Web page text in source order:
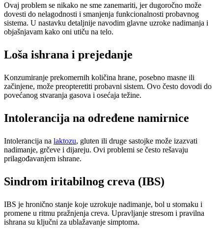
Ovaj problem se nikako ne sme zanemariti, jer dugoročno može
dovesti do nelagodnosti i smanjenja funkcionalnosti probavnog
sistema. U nastavku detaljnije navodim glavne uzroke nadimanja i
objašnjavam kako oni utiču na telo.
Loša ishrana i prejedanje
Konzumiranje prekomernih količina hrane, posebno masne ili
začinjene, može preopteretiti probavni sistem. Ovo često dovodi do
povećanog stvaranja gasova i osećaja težine.
Intolerancija na određene namirnice
Intolerancija na laktozu, gluten ili druge sastojke može izazvati
nadimanje, grčeve i dijareju. Ovi problemi se često rešavaju
prilagođavanjem ishrane.
Sindrom iritabilnog creva (IBS)
IBS je hronično stanje koje uzrokuje nadimanje, bol u stomaku i
promene u ritmu pražnjenja creva. Upravljanje stresom i pravilna
ishrana su ključni za ublažavanje simptoma.